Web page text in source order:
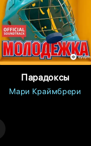
Парадоксы
Мари Краймбрери